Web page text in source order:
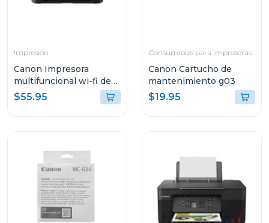
Impresión
Canon Impresora
multifuncional wi-fi de
cartuchos de tinta 3610
$55.95
Consumibles para impresoras
Canon Cartucho de
mantenimiento g03
$19.95